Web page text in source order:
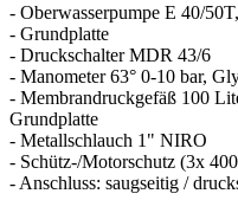
- Oberwasserpumpe E 40/
- Grundplatte
- Druckschalter MDR 43/6
- Manometer 63° 0-10 bar,
- Membrandruckgefäß 100
Grundplatte
- Metallschlauch 1" NIRO
- Schütz-/Motorschutz (3x
- Anschluss: saugseitig /